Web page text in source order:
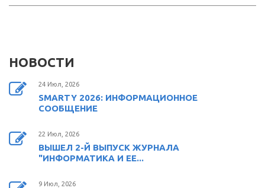
НОВОСТИ
24 Июл, 2026
SMARTY 2026: ИНФОРМАЦИОННОЕ
СООБЩЕНИЕ
22 Июл, 2026
ВЫШЕЛ 2-Й ВЫПУСК ЖУРНАЛА
"ИНФОРМАТИКА И ЕЕ...
9 Июл, 2026